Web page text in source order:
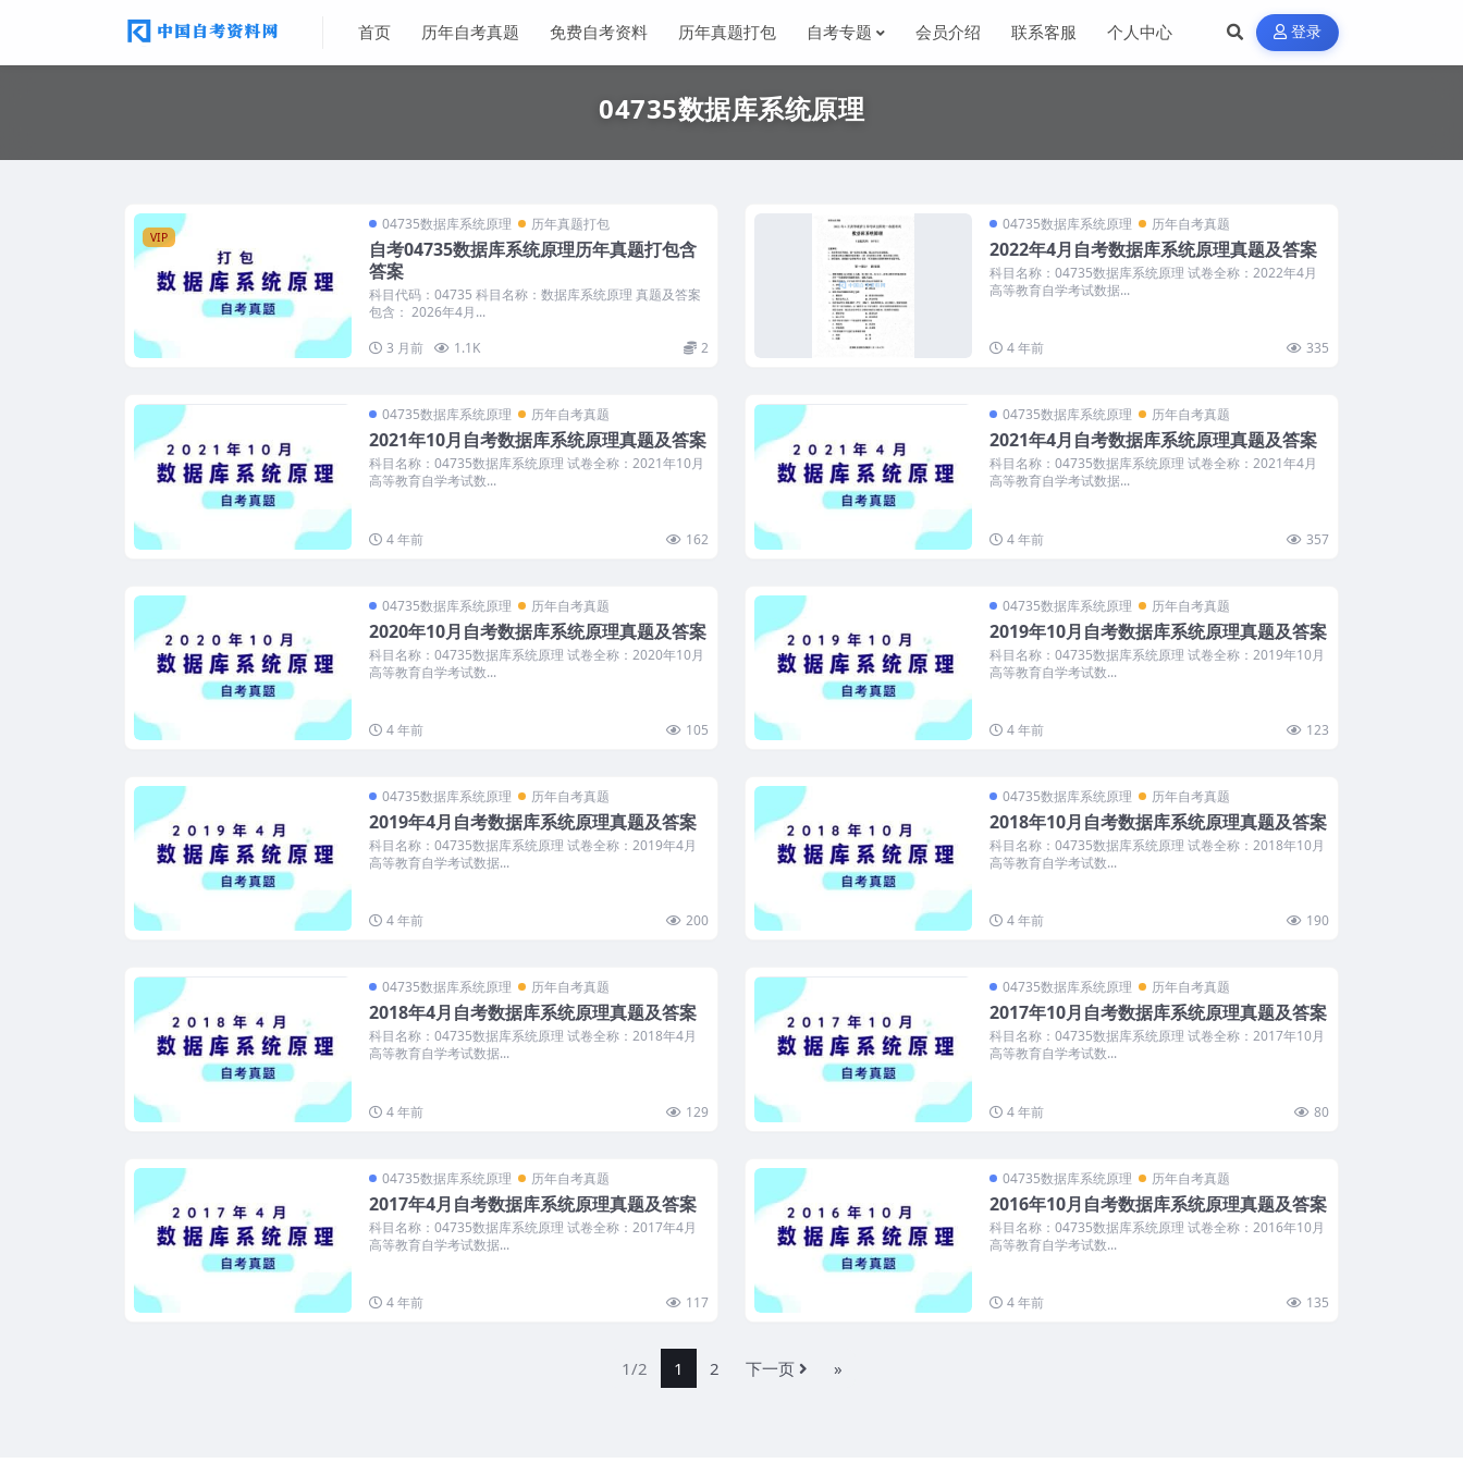
首页 历年自考真题 免费自考资料 历年真题打包 自考专题 会员介绍 联系客服 个人中心 登录
04735数据库系统原理
VIP
04735数据库系统原理 历年真题打包
自考04735数据库系统原理历年真题打包含
答案
科目代码：04735 科目名称：数据库系统原理 真题及答案
包含： 2026年4月...
3 月前
1.1K 2
04735数据库系统原理 历年自考真题
2022年4月自考数据库系统原理真题及答案
科目名称：04735数据库系统原理 试卷全称：2022年4月
高等教育自学考试数据...
4 年前 335
04735数据库系统原理 历年自考真题
2021年10月自考数据库系统原理真题及答案
科目名称：04735数据库系统原理 试卷全称：2021年10月
高等教育自学考试数...
4 年前 162
04735数据库系统原理 历年自考真题
2021年4月自考数据库系统原理真题及答案
科目名称：04735数据库系统原理 试卷全称：2021年4月
高等教育自学考试数据...
4 年前 357
04735数据库系统原理 历年自考真题
2020年10月自考数据库系统原理真题及答案
科目名称：04735数据库系统原理 试卷全称：2020年10月
高等教育自学考试数...
4 年前 105
04735数据库系统原理 历年自考真题
2019年10月自考数据库系统原理真题及答案
科目名称：04735数据库系统原理 试卷全称：2019年10月
高等教育自学考试数...
4 年前 123
04735数据库系统原理 历年自考真题
2019年4月自考数据库系统原理真题及答案
科目名称：04735数据库系统原理 试卷全称：2019年4月
高等教育自学考试数据...
4 年前 200
04735数据库系统原理 历年自考真题
2018年10月自考数据库系统原理真题及答案
科目名称：04735数据库系统原理 试卷全称：2018年10月
高等教育自学考试数...
4 年前 190
04735数据库系统原理 历年自考真题
2018年4月自考数据库系统原理真题及答案
科目名称：04735数据库系统原理 试卷全称：2018年4月
高等教育自学考试数据...
4 年前 129
04735数据库系统原理 历年自考真题
2017年10月自考数据库系统原理真题及答案
科目名称：04735数据库系统原理 试卷全称：2017年10月
高等教育自学考试数...
4 年前 80
04735数据库系统原理 历年自考真题
2017年4月自考数据库系统原理真题及答案
科目名称：04735数据库系统原理 试卷全称：2017年4月
高等教育自学考试数据...
4 年前 117
04735数据库系统原理 历年自考真题
2016年10月自考数据库系统原理真题及答案
科目名称：04735数据库系统原理 试卷全称：2016年10月
高等教育自学考试数...
4 年前 135
1/2 1 2 下一页 »